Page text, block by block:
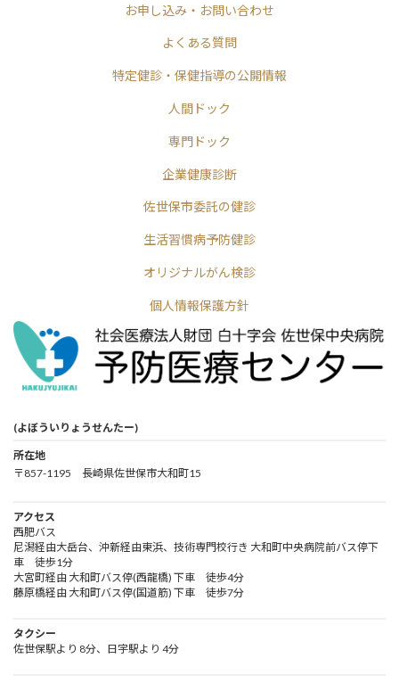
お申し込み・お問い合わせ
よくある質問
特定健診・保健指導の公開情報
人間ドック
専門ドック
企業健康診断
佐世保市委託の健診
生活習慣病予防健診
オリジナルがん検診
個人情報保護方針
(よぼういりょうせんたー)
所在地
〒857-1195 長崎県佐世保市大和町15
アクセス
西肥バス
尼潟経由大岳台、沖新経由東浜、技術専門校行き 大和町中央病院前バス停下
車 徒歩1分
大宮町経由 大和町バス停(西龍橋) 下車 徒歩4分
藤原橋経由 大和町バス停(国道筋) 下車 徒歩7分
タクシー
佐世保駅より 8分、日宇駅より 4分